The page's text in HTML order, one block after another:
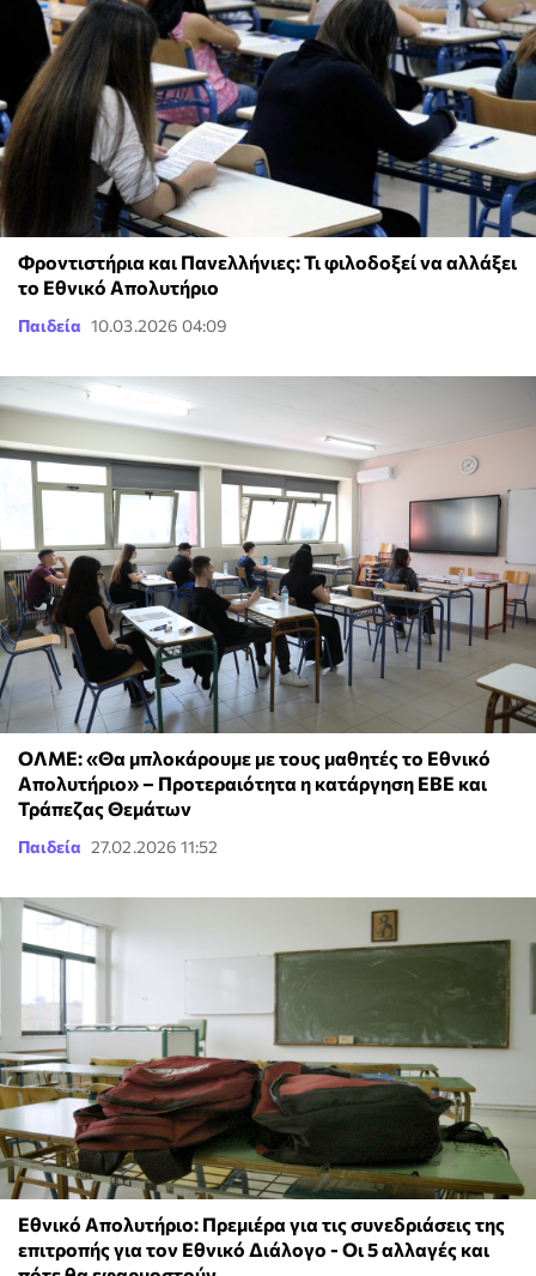
Φροντιστήρια και Πανελλήνιες: Τι φιλοδοξεί να αλλάξει
το Εθνικό Απολυτήριο
Παιδεία 10.03.2026 04:09
ΟΛΜΕ: «Θα μπλοκάρουμε με τους μαθητές το Εθνικό
Απολυτήριο» – Προτεραιότητα η κατάργηση ΕΒΕ και
Τράπεζας Θεμάτων
Παιδεία 27.02.2026 11:52
Εθνικό Απολυτήριο: Πρεμιέρα για τις συνεδριάσεις της
επιτροπής για τον Εθνικό Διάλογο - Οι 5 αλλαγές και